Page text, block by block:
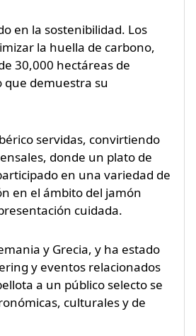
en la sostenibilidad. Los
la huella de carbono,
30,000 hectáreas de
que demuestra su
servidas, convirtiendo
donde un plato de
en una variedad de
en el ámbito del jamón
cuidada.
y Grecia, y ha estado
y eventos relacionados
a un público selecto se
culturales y de